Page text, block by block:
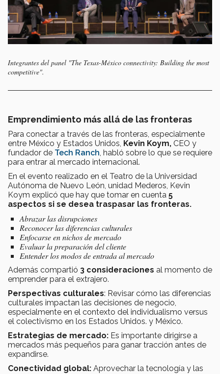
Integrantes del panel "The Texas-México connectivity: Building the most
competitive".
Emprendimiento más allá de las fronteras
Para conectar a través de las fronteras, especialmente
entre México y Estados Unidos, Kevin Koym, CEO y
fundador de Tech Ranch , habló sobre lo que se requiere
para entrar al mercado internacional.
En el evento realizado en el Teatro de la Universidad
Autónoma de Nuevo León, unidad Mederos, Kevin
Koym explicó que hay que tomar en cuenta 5
aspectos si se desea traspasar las fronteras.
Abrazar las disrupciones
Reconocer las diferencias culturales
Enfocarse en nichos de mercado
Evaluar la preparación del cliente
Entender los modos de entrada al mercado
Además compartió 3 consideraciones al momento de
emprender para el extrajero.
Perspectivas culturales: Revisar cómo las diferencias
culturales impactan las decisiones de negocio,
especialmente en el contexto del individualismo versus
el colectivismo en los Estados Unidos. y México.
Estrategias de mercado: Es importante dirigirse a
mercados más pequeños para ganar tracción antes de
expandirse.
Conectividad global: Aprovechar la tecnología y las